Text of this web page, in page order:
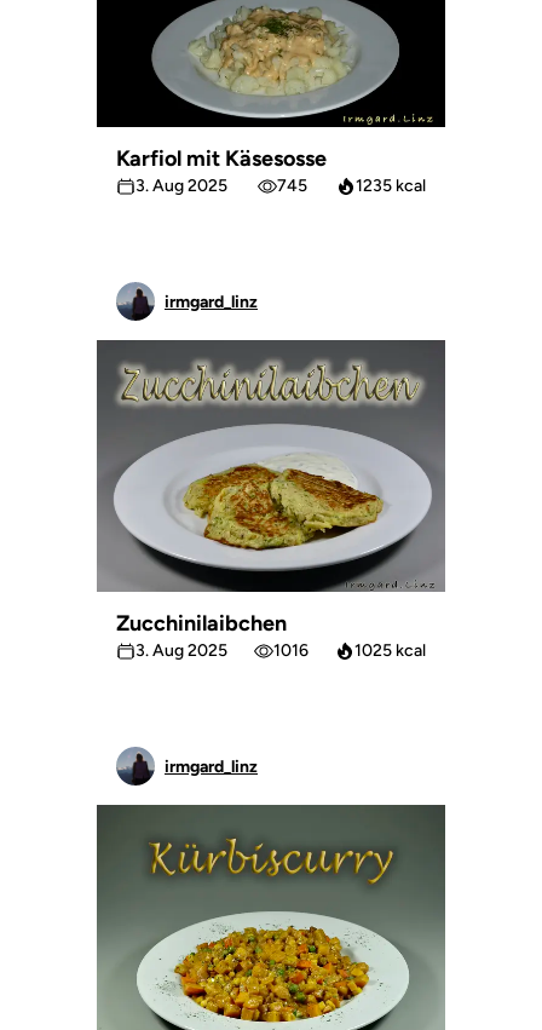
Karfiol mit Käsesosse
3. Aug 2025 745 1235 kcal
irmgard_linz
Zucchinilaibchen
3. Aug 2025 1016 1025 kcal
irmgard_linz